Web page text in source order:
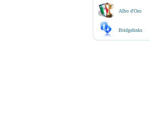
Albo d'Oro
Bridgelinks